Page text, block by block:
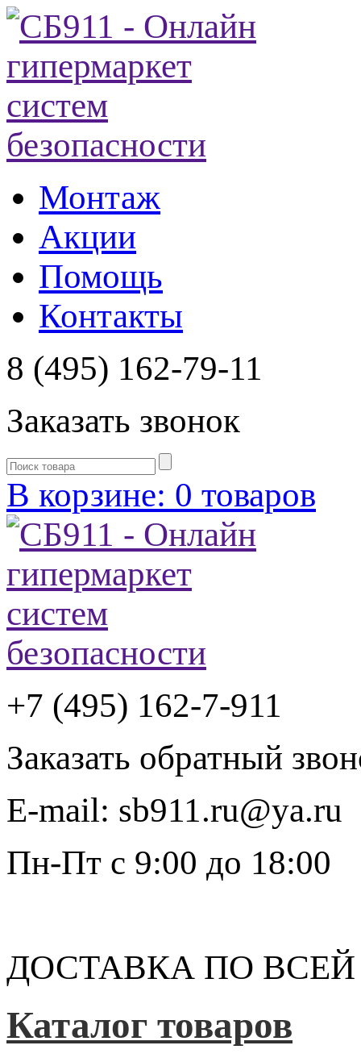
Монтаж
Акции
Помощь
Контакты
8 (495) 162-79-11
Заказать звонок
В корзине: 0 товаров
+7 (495) 162-7-911
Заказать обратный
E-mail: sb911.ru@ya.ru
Пн-Пт с 9:00 до 18:00
ДОСТАВКА ПО
Каталог товаров